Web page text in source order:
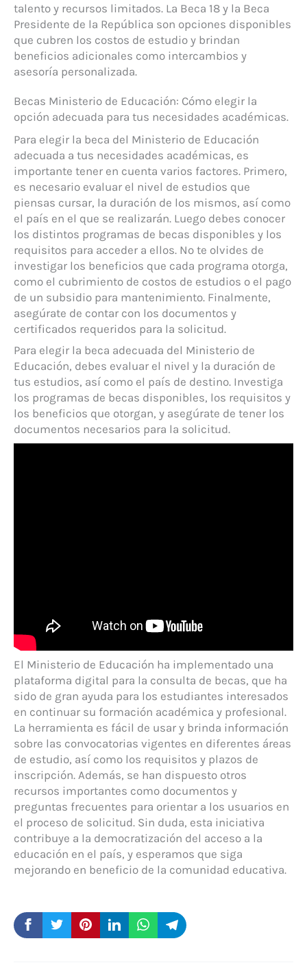
talento y recursos limitados. La Beca 18 y la Beca
Presidente de la República son opciones disponibles
que cubren los costos de estudio y brindan
beneficios adicionales como intercambios y
asesoría personalizada.
Becas Ministerio de Educación: Cómo elegir la
opción adecuada para tus necesidades académicas.
Para elegir la beca del Ministerio de Educación
adecuada a tus necesidades académicas, es
importante tener en cuenta varios factores. Primero,
es necesario evaluar el nivel de estudios que
piensas cursar, la duración de los mismos, así como
el país en el que se realizarán. Luego debes conocer
los distintos programas de becas disponibles y los
requisitos para acceder a ellos. No te olvides de
investigar los beneficios que cada programa otorga,
como el cubrimiento de costos de estudios o el pago
de un subsidio para mantenimiento. Finalmente,
asegúrate de contar con los documentos y
certificados requeridos para la solicitud.
Para elegir la beca adecuada del Ministerio de
Educación, debes evaluar el nivel y la duración de
tus estudios, así como el país de destino. Investiga
los programas de becas disponibles, los requisitos y
los beneficios que otorgan, y asegúrate de tener los
documentos necesarios para la solicitud.
El Ministerio de Educación ha implementado una
plataforma digital para la consulta de becas, que ha
sido de gran ayuda para los estudiantes interesados
en continuar su formación académica y profesional.
La herramienta es fácil de usar y brinda información
sobre las convocatorias vigentes en diferentes áreas
de estudio, así como los requisitos y plazos de
inscripción. Además, se han dispuesto otros
recursos importantes como documentos y
preguntas frecuentes para orientar a los usuarios en
el proceso de solicitud. Sin duda, esta iniciativa
contribuye a la democratización del acceso a la
educación en el país, y esperamos que siga
mejorando en beneficio de la comunidad educativa.